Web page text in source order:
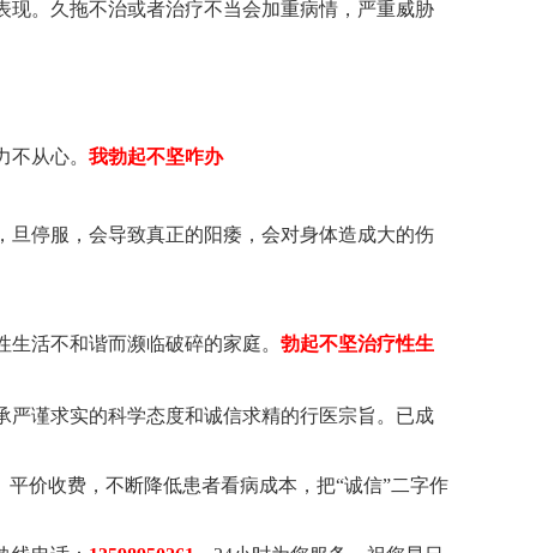
。久拖不治或者治疗不当会加重病情，严重威胁
从心。 我勃起不坚咋办
停服，会导致真正的阳痿，会对身体造成大的伤
活不和谐而濒临破碎的家庭。 勃起不坚治疗性生
谨求实的科学态度和诚信求精的行医宗旨。已成
价收费，不断降低患者看病成本，把“诚信”二字作